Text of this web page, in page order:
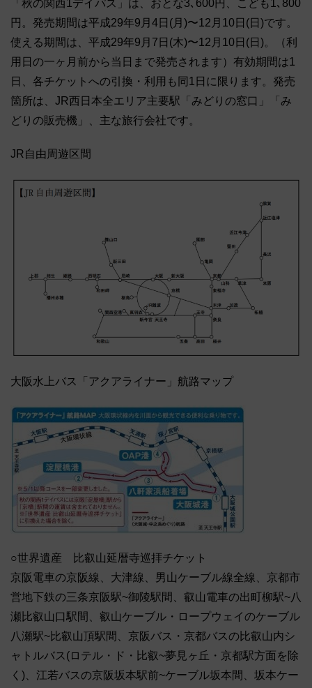
「秋の関西1デイパス」は、おとな3､600円、こども1､800
円。発売期間は平成29年9月4日(月)〜12月10日(日)です。
使える期間は、平成29年9月7日(木)〜12月10日(日)。（利
用日の一ヶ月前から当日まで発売されます）有効期間は1
日、各チケットへの引換・利用も同1日に限ります。発売
箇所は、JR西日本全エリア主要駅「みどりの窓口」「み
どりの販売機」、主な旅行会社です。
JR自由周遊区間
大阪水上バス「アクアライナー」航路マップ
○世界遺産 比叡山延暦寺巡拝チケット
京阪電車の京阪線、大津線、男山ケーブル線全線、京都市
営地下鉄の三条京阪駅~御陵駅間、叡山電車の出町柳駅~八
瀬比叡山口駅間、叡山ケーブル・ロープウェイのケーブル
八瀬駅~比叡山頂駅間、京阪バス・京都バスの比叡山内シ
ャトルバス(ロテル・ド・比叡~夢見ヶ丘・京都駅方面を除
く)、江若バスの京阪坂本駅前~ケーブル坂本間、坂本ケー